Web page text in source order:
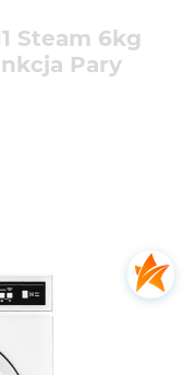
Steam 6kg
Pary